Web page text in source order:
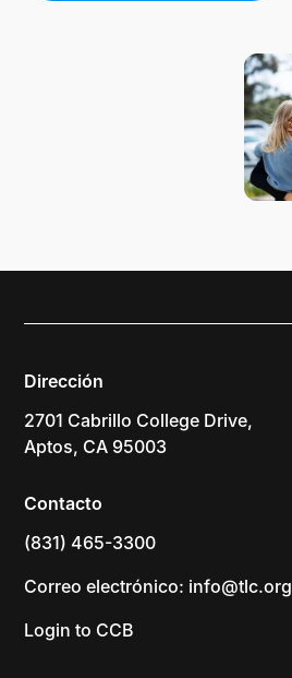
Dirección
2701 Cabrillo College Drive,
Aptos, CA 95003
Contacto
(831) 465-3300
Correo electrónico: info@tlc.org
Login to CCB